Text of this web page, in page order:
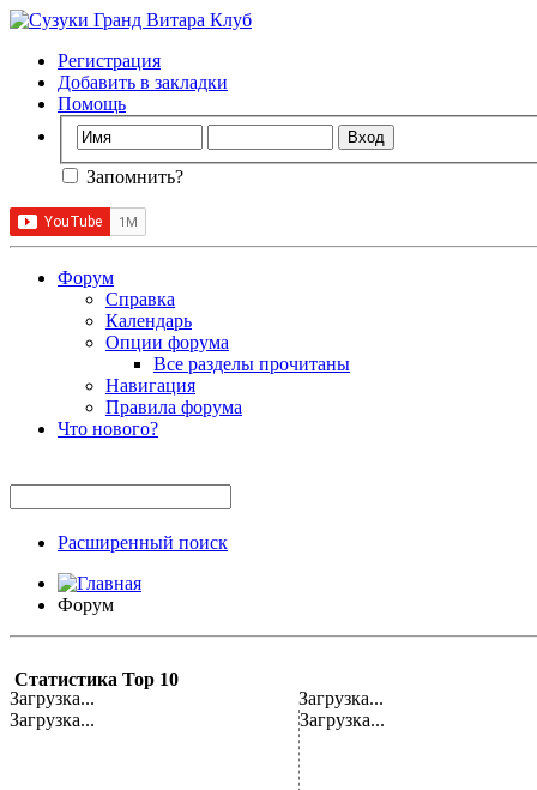
Регистрация
Добавить в закладки
Помощь
Запомнить?
Форум
Справка
Календарь
Опции форума
Все разделы прочитаны
Навигация
Правила форума
Что нового?
Расширенный поиск
Форум
Статистика Top 10
Загрузка...
Загрузка...
Загрузка...
Загрузка...